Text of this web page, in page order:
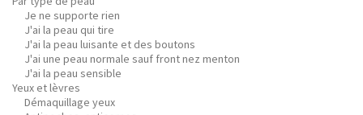
Je ne supporte rien
J'ai la peau qui tire
J'ai la peau luisante et des boutons
J'ai une peau normale sauf front nez menton
J'ai la peau sensible
Yeux et lèvres
Démaquillage yeux